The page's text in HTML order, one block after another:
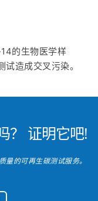
的生物医学样
造成交叉污染。
？ 证明它吧!
量的可再生碳测试服务。